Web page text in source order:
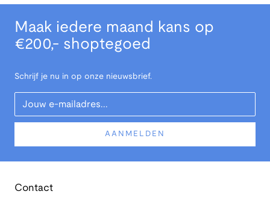
Maak iedere maand kans op
€200,- shoptegoed
Schrijf je nu in op onze nieuwsbrief.
Your Email
AANMELDEN
Contact